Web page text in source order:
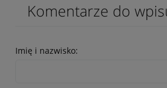
Komentarze do
Imię i nazwisko: